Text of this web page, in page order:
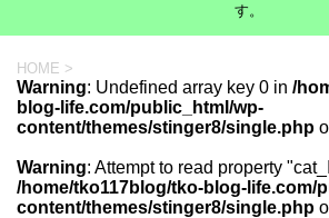
す。
HOME >
Warning: Undefined array key 0 in /
blog-life.com/public_html/wp-
content/themes/stinger8/single.php
Warning: Attempt to read property
/home/tko117blog/tko-blog-life.com/
content/themes/stinger8/single.php